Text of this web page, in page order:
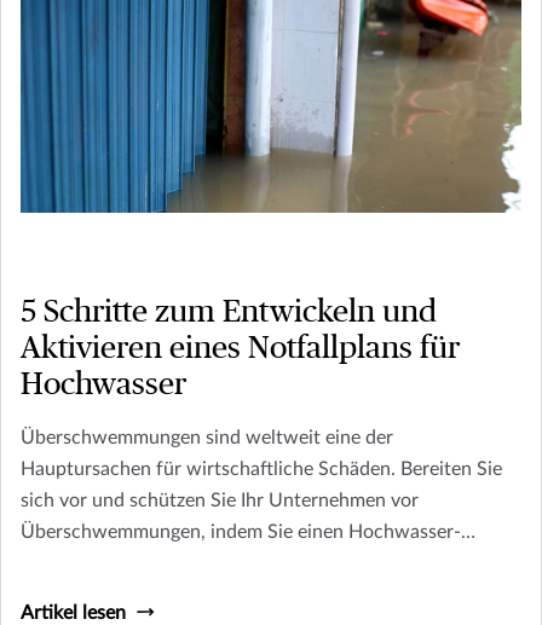
5 Schritte zum Entwickeln und
Aktivieren eines Notfallplans für
Hochwasser
Überschwemmungen sind weltweit eine der
Hauptursachen für wirtschaftliche Schäden. Bereiten Sie
sich vor und schützen Sie Ihr Unternehmen vor
Überschwemmungen, indem Sie einen Hochwasser-
Artikel lesen